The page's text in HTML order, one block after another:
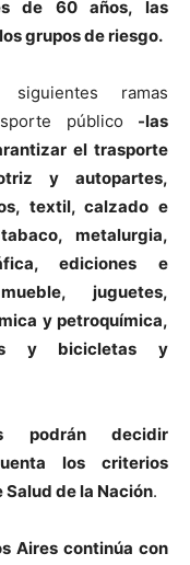
de 60 años, las
grupos de riesgo.
ramas
público -las
el trasporte
y autopartes,
textil, calzado e
metalurgia,
ediciones e
juguetes,
y petroquímica,
y bicicletas y
podrán decidir
los criterios
de la Nación.
Aires continúa con